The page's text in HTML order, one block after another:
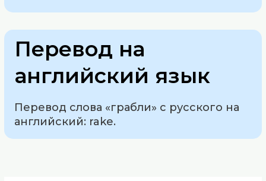
Перевод на
английский язык
Перевод слова «грабли» с русского на
английский: rake.